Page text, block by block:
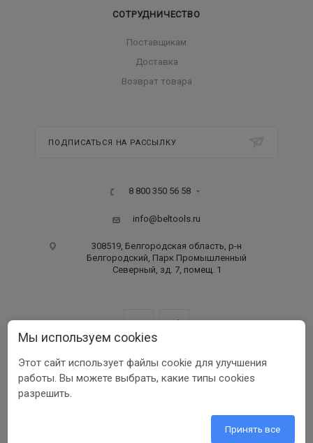
СОТРУДНИЧЕСТВО
Поставщикам
Доставка
Возврат товара
ПОДПИСАТЬСЯ НА РАССЫЛКУ
8 800 350 56 58
info@beltools.ru
308519, Белгородская область, р-н
Белгородский, Парк Промышленный
Северный, зд. 7, помещ. 1
ООО ПФ «РУССКИЙ ИНСТРУМЕНТ» ИНН 3123401255
Мы используем cookies
Этот сайт использует файлы cookie для улучшения
работы. Вы можете выбрать, какие типы cookies
разрешить.
Принять все